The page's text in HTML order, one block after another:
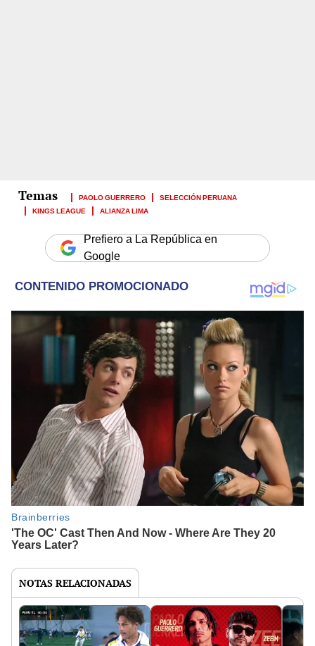
PAOLO GUERRERO
SELECCIÓN PERUANA
KINGS LEAGUE
ALIANZA LIMA
Prefiero a La República en
Google
NOTAS RELACIONADAS